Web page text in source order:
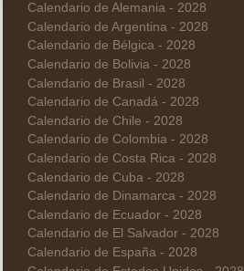
Calendario de Alemania - 2028
Calendario de Argentina - 2028
Calendario de Bélgica - 2028
Calendario de Bolivia - 2028
Calendario de Brasil - 2028
Calendario de Canadá - 2028
Calendario de Chile - 2028
Calendario de Colombia - 2028
Calendario de Costa Rica - 2028
Calendario de Cuba - 2028
Calendario de Dinamarca - 2028
Calendario de Ecuador - 2028
Calendario de El Salvador - 2028
Calendario de España - 2028